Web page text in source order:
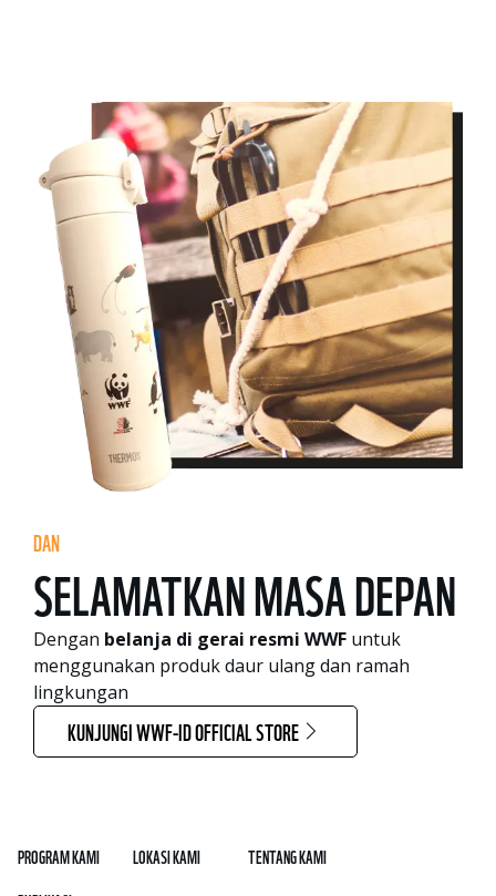
DAN
SELAMATKAN MASA DEPAN
Dengan belanja di gerai resmi WWF untuk
menggunakan produk daur ulang dan ramah
lingkungan
KUNJUNGI WWF-ID OFFICIAL STORE
PROGRAM KAMI LOKASI KAMI
TENTANG KAMI